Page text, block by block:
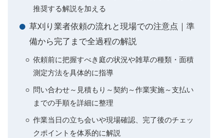
推奨する解説を加える
草刈り業者依頼の流れと現場での注意点｜準
備から完了まで全過程の解説
依頼前に把握すべき庭の状況や雑草の種類・面積
測定方法を具体的に指導
問い合わせ～見積もり～契約～作業実施～支払い
までの手順を詳細に整理
作業当日の立ち会いや現場確認、完了後のチェッ
クポイントを体系的に解説